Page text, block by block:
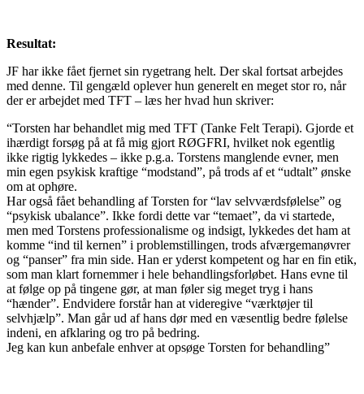
Resultat:
JF har ikke fået fjernet sin rygetrang helt. Der skal fortsat arbejdes
med denne. Til gengæld oplever hun generelt en meget stor ro, når
der er arbejdet med TFT – læs her hvad hun skriver:
“Torsten har behandlet mig med TFT (Tanke Felt Terapi). Gjorde et
ihærdigt forsøg på at få mig gjort RØGFRI, hvilket nok egentlig
ikke rigtig lykkedes – ikke p.g.a. Torstens manglende evner, men
min egen psykisk kraftige “modstand”, på trods af et “udtalt” ønske
om at ophøre.
Har også fået behandling af Torsten for “lav selvværdsfølelse” og
“psykisk ubalance”. Ikke fordi dette var “temaet”, da vi startede,
men med Torstens professionalisme og indsigt, lykkedes det ham at
komme “ind til kernen” i problemstillingen, trods afværgemanøvrer
og “panser” fra min side. Han er yderst kompetent og har en fin etik,
som man klart fornemmer i hele behandlingsforløbet. Hans evne til
at følge op på tingene gør, at man føler sig meget tryg i hans
“hænder”. Endvidere forstår han at videregive “værktøjer til
selvhjælp”. Man går ud af hans dør med en væsentlig bedre følelse
indeni, en afklaring og tro på bedring.
Jeg kan kun anbefale enhver at opsøge Torsten for behandling”